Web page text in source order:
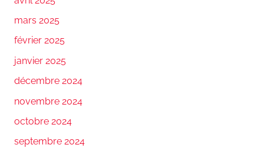
mars 2025
février 2025
janvier 2025
décembre 2024
novembre 2024
octobre 2024
septembre 2024